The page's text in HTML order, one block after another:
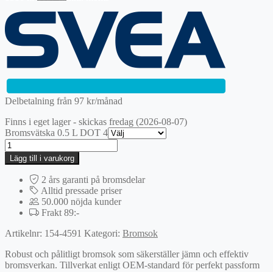
1516 kr.
priset
1137 kr.
Delbetalning från 97 kr/månad
Finns i eget lager - skickas fredag (2026-08-07)
Bromsvätska 0.5 L DOT 4
Bromsok
mängd
Lägg till i varukorg
2 års garanti på bromsdelar
Alltid pressade priser
50.000 nöjda kunder
Frakt 89:-
Artikelnr: 154-4591 Kategori: Bromsok
Robust och pålitligt bromsok som säkerställer jämn och effektiv
bromsverkan. Tillverkat enligt OEM-standard för perfekt passform